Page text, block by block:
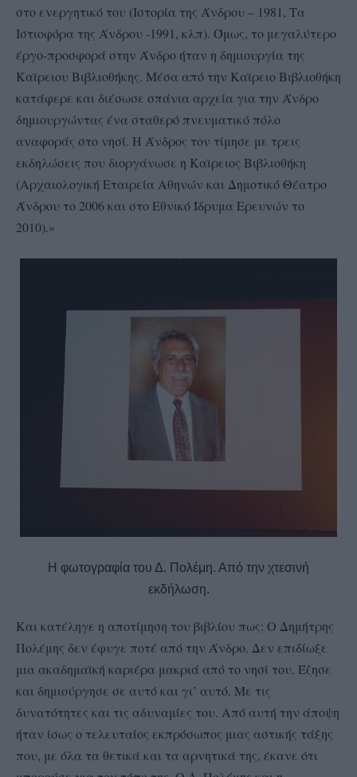
στο ενεργητικό του (Ιστορία της Άνδρου – 1981, Τα
Ιστιοφόρα της Άνδρου -1991, κλπ). Όμως, το μεγαλύτερο
έργο-προσφορά στην Άνδρο ήταν η δημιουργία της
Καϊρειου Βιβλιοθήκης. Μέσα από την Καϊρειο Βιβλιοθήκη
κατάφερε και διέσωσε σπάνια αρχεία για την Άνδρο
δημιουργώντας ένα σταθερό πνευματικό πόλο
αναφοράς στο νησί. Η Άνδρος τον τίμησε με τρεις
εκδηλώσεις που διοργάνωσε η Καϊρειος Βιβλιοθήκη
(Αρχαιολογική Εταιρεία Αθηνών και Δημοτικό Θέατρο
Άνδρου το 2006 και στο Εθνικό Ίδρυμα Ερευνών το
2010).»
Η φωτογραφία του Δ. Πολέμη. Από την χτεσινή
εκδήλωση.
Και κατέληγε η αποτίμηση του βιβλίου πως: Ο Δημήτρης
Πολέμης δεν έφυγε ποτέ από την Άνδρο. Δεν επιδίωξε
μια ακαδημαϊκή καριέρα μακριά από το νησί του. Έζησε
και δημιούργησε σε αυτό και γι’ αυτό. Με τις
δυνατότητες και τις αδυναμίες του. Από αυτή την άποψη
ήταν ίσως ο τελευταίος εκπρόσωπος μιας αστικής τάξης
που, με όλα τα θετικά και τα αρνητικά της, έκανε ότι